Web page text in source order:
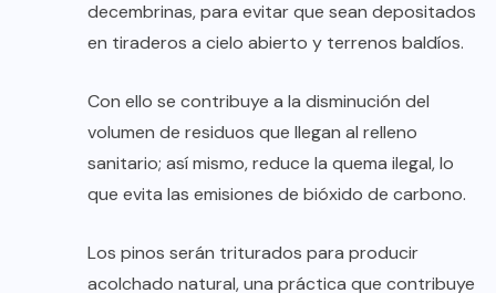
decembrinas, para evitar que sean depositados
en tiraderos a cielo abierto y terrenos baldíos.
Con ello se contribuye a la disminución del
volumen de residuos que llegan al relleno
sanitario; así mismo, reduce la quema ilegal, lo
que evita las emisiones de bióxido de carbono.
Los pinos serán triturados para producir
acolchado natural, una práctica que contribuye